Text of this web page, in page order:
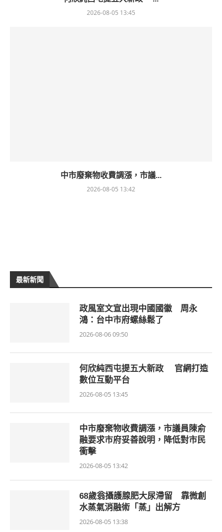
2026-08-05 13:45
中市廢棄物收費調漲，市議...
2026-08-05 13:42
最新新聞
政風室文宣出現中國國徽 周永
鴻：台中市府螺絲鬆了
2026-08-06 09:50
何欣純西屯提五大新政 官網打造
數位互動平台
2026-08-05 13:45
中市廢棄物收費調漲，市議員陳俞
融要求市府妥善說明，降低對市民
衝擊
2026-08-05 13:42
68歲翁攝護腺肥大尿滯留 靠微創
水蒸氣消融術「蒸」出解方
2026-08-05 13:38